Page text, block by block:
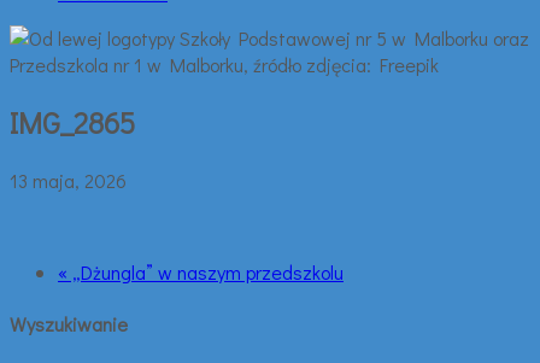
IMG_2865
13 maja, 2026
« „Dżungla” w naszym przedszkolu
Wyszukiwanie